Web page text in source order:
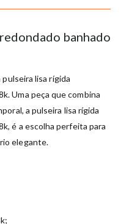
banhado
lisa rígida
Uma peça que combina
a pulseira lisa rígida
é a escolha perfeita para
elegante.